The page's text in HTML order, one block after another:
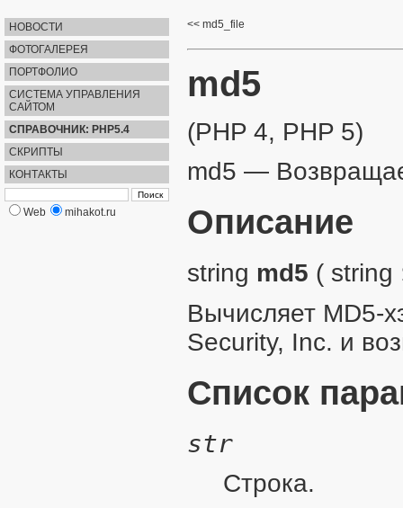
НОВОСТИ
ФОТОГАЛЕРЕЯ
ПОРТФОЛИО
СИСТЕМА УПРАВЛЕНИЯ
САЙТОМ
СПРАВОЧНИК: PHP5.4
СКРИПТЫ
КОНТАКТЫ
Web mihakot.ru
md5_file
md5
(PHP 4, PHP 5)
md5 —
Описание
string md5 ( string
Вычисляет MD5-
Security, Inc. и
Список
str
Строка.